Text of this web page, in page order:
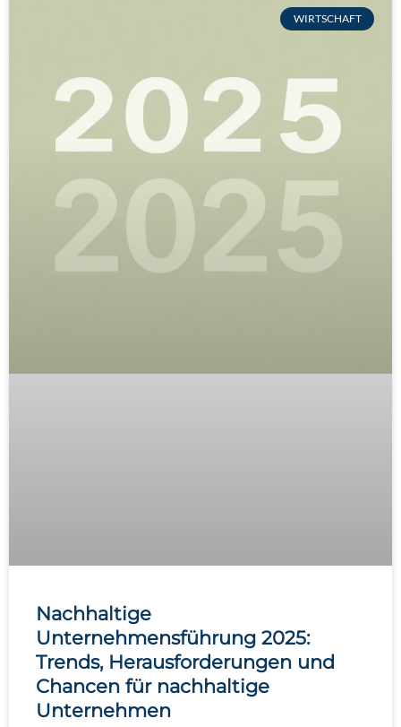
WIRTSCHAFT
Nachhaltige
Unternehmensführung 2025:
Trends, Herausforderungen und
Chancen für nachhaltige
Unternehmen